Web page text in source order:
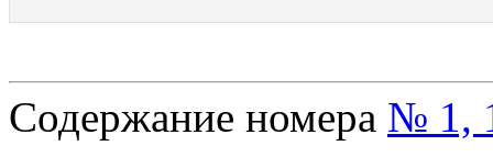
Содержание номера № 1,